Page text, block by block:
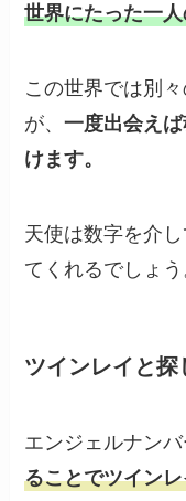
世界にたった一
この世界では別
が、一度出会え
けます。
天使は数字を介
てくれるでしょう
ツインレイと
エンジェルナン
ることでツイン